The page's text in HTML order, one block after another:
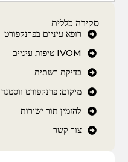
סקירה כללית
רופא עיניים בפרנקפורט
IVOM טיפות עיניים
בדיקת רשתית
מיקום: פרנקפורט ווסטנד
להזמין תור ישירות
צור קשר